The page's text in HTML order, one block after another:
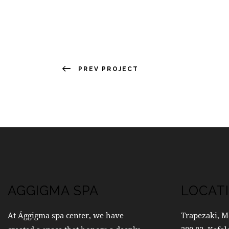
PREV PROJECT
AGGIGMA SPA
At Ággigma spa center, we have
Trapezaki,